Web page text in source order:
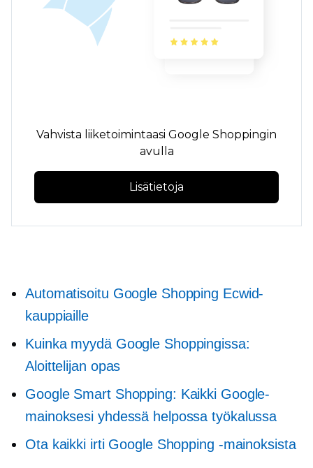
Vahvista liiketoimintaasi Google Shoppingin
avulla
Lisätietoja
Automatisoitu Google Shopping Ecwid-
kauppiaille
Kuinka myydä Google Shoppingissa:
Aloittelijan opas
Google Smart Shopping: Kaikki Google-
mainoksesi yhdessä helpossa työkalussa
Ota kaikki irti Google Shopping -mainoksista